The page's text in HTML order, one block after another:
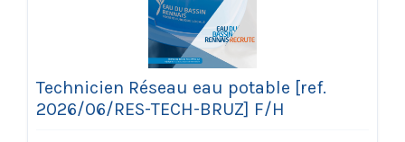
Technicien Réseau eau potable [ref.
2026/06/RES-TECH-BRUZ] F/H